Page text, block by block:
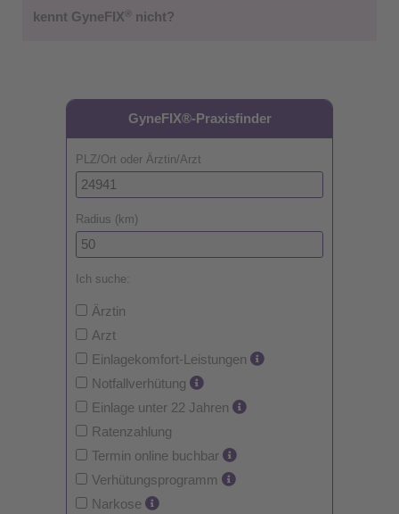
kennt GyneFIX® nicht?
GyneFIX®-Praxisfinder
PLZ/Ort oder Ärztin/Arzt
Radius (km)
Ich suche:
Ärztin
Arzt
Einlagekomfort-Leistungen
Notfallverhütung
Einlage unter 22 Jahren
Ratenzahlung
Termin online buchbar
Verhütungsprogramm
Narkose